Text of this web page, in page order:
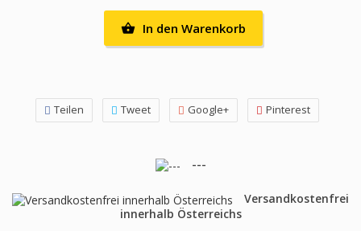
 In den Warenkorb
Teilen Tweet Google+ Pinterest
---
Versandkostenfrei
innerhalb Österreichs